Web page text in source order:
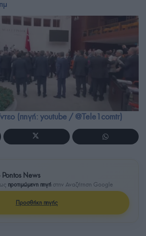
(πηγή: youtube / @Tele1comtr)
Pontos News
προτιμώμενη πηγή στην Αναζήτηση Google
Προσθήκη πηγής